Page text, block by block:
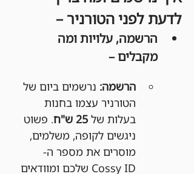
לדעת לפני הטורניר –
הרשמה, עלויות ומה
מקבלים –
הרשמה: נרשמים ביום של
הטורניר עצמו בחנות
בעלות של 25 ש"ח
. פשוט
ניגשים לקופה, משלמים,
מוסרים את מספר ה-
Cossy ID שלכם ומוודאים